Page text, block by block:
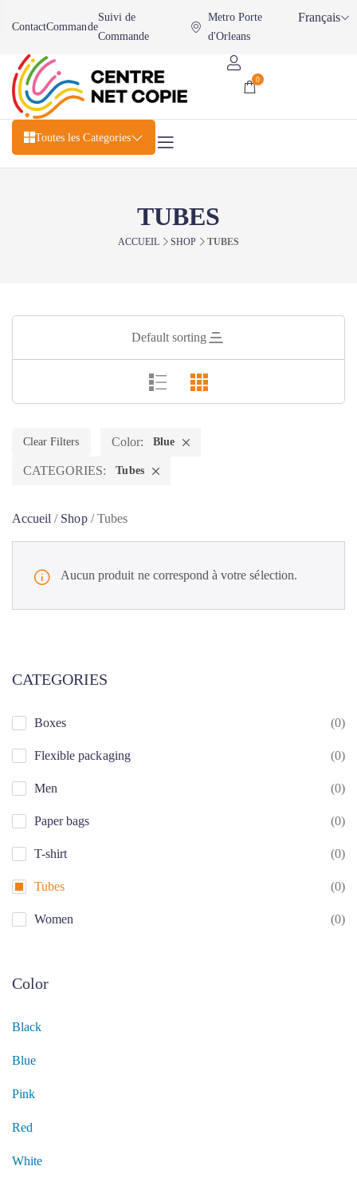
ContactCommande
Suivi de
Commande
Metro Porte
d'Orleans
Français
0
Toutes les Categories
TUBES
ACCUEIL SHOP TUBES
Default sorting
Clear Filters Color: Blue
CATEGORIES: Tubes
CATEGORIES
Boxes (0)
Flexible packaging (0)
Men (0)
Paper bags (0)
T-shirt (0)
Tubes (0)
Women (0)
Color
Black
Blue
Pink
Red
White
Accueil / Shop/Tubes
Aucun produit ne correspond à votre sélection.